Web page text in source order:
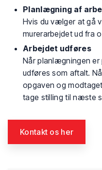
Planlægning af
Hvis du vælger at gå
murerarbejdet ud fra
Arbejdet udføres
Når planlægningen er
udføres som aftalt.
opgaven og
tage stilling til næste
Kontakt os her​